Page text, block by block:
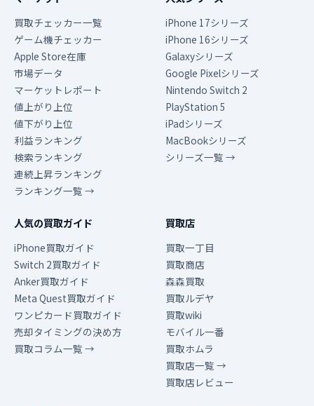
買取チェッカー一覧
ゲーム機チェッカー
Apple Store在庫
市場データ
マーケットレポート
値上がり上位
値下がり上位
利益ランキング
検索ランキング
連続上昇ランキング
ランキング一覧 →
iPhone 17シリーズ
iPhone 16シリーズ
Galaxyシリーズ
Google Pixelシリーズ
Nintendo Switch 2
PlayStation 5
iPadシリーズ
MacBookシリーズ
シリーズ一覧 →
人気の買取ガイド
iPhone買取ガイド
Switch 2買取ガイド
Anker買取ガイド
Meta Quest買取ガイド
ワンピカード買取ガイド
売却タイミングの決め方
買取コラム一覧 →
買取店
買取一丁目
買取商店
森森買取
買取ルデヤ
買取wiki
モバイル一番
買取ホムラ
買取店一覧 →
買取店レビュー